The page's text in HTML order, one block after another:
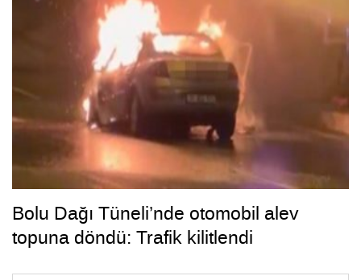
Bolu Dağı Tüneli’nde otomobil alev
topuna döndü: Trafik kilitlendi